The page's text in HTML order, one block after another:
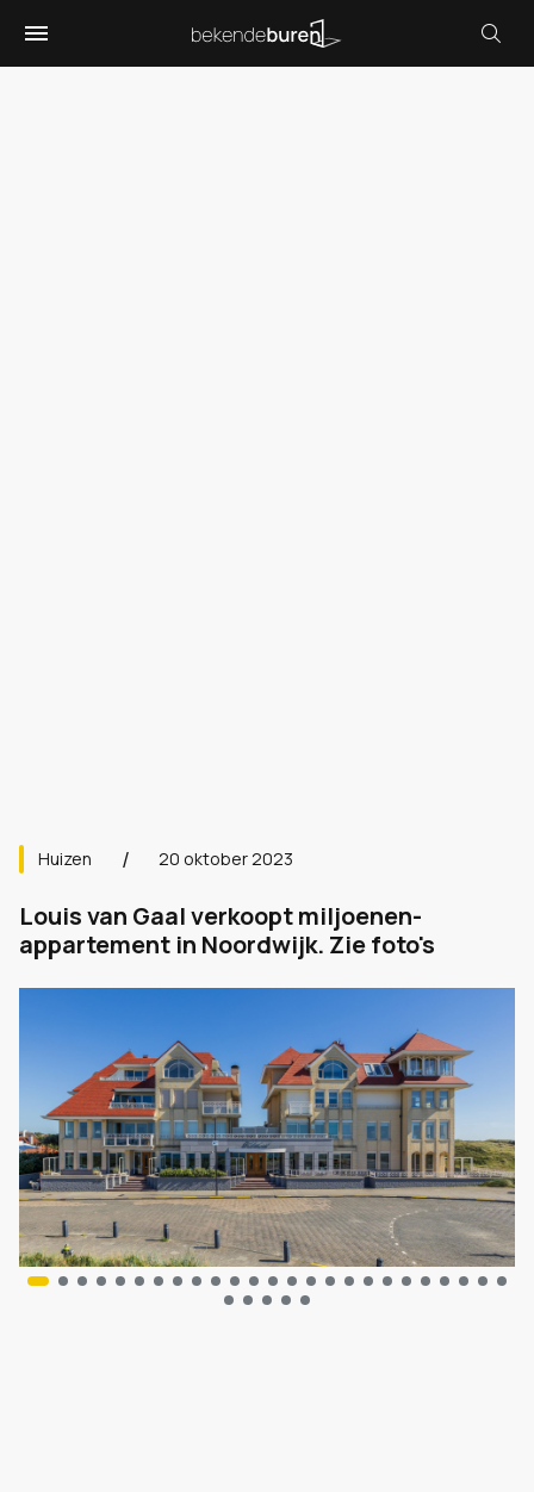
Huizen 20 oktober 2023
Louis van Gaal verkoopt miljoenen-
appartement in Noordwijk. Zie foto's